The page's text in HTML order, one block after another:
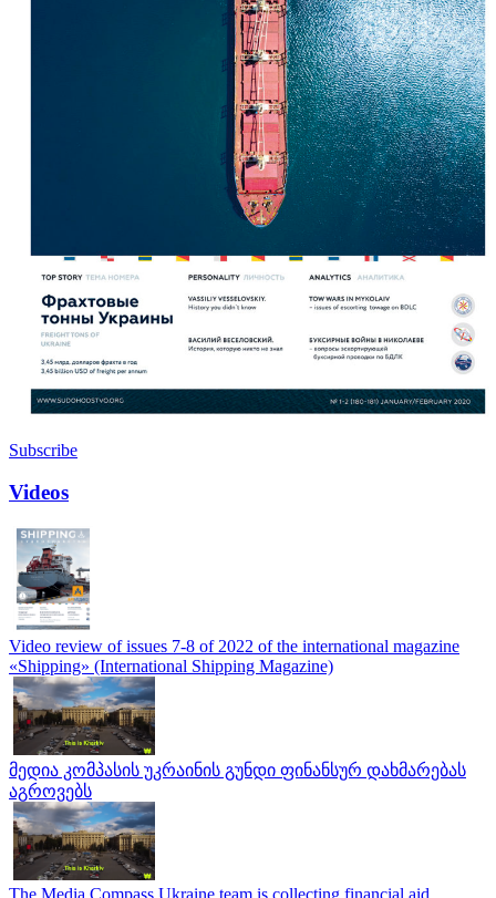
Subscribe
Videos
Video review of issues 7-8 of 2022 of the international magazine
«Shipping» (International Shipping Magazine)
მედია კომპასის უკრაინის გუნდი ფინანსურ დახმარებას
აგროვებს